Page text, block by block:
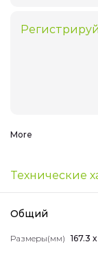
044 400 400
More
Технические
Общий
Pазмеры(мм) 167.3
Мой аккаунт